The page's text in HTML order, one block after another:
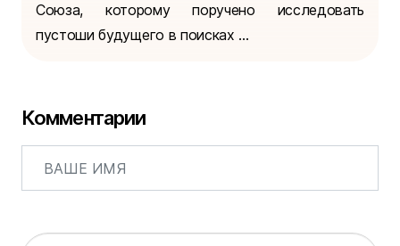
Союза, которому поручено исследовать
пустоши будущего в поисках ...
Комментарии